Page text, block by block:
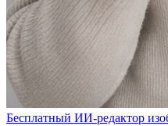
Бесплатный ИИ-редактор